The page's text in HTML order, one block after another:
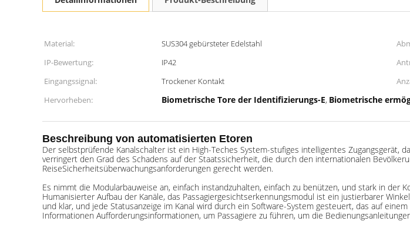
Material: SUS304 gebürsteter Edelstahl
IP-Bewertung:
IP42
Eingangssignal:
Trockener Kontakt
Hervorheben:
Biometrische Tore der Identifizierungs-E, Biometrische
Beschreibung von automatisierten Etoren
Der selbstprüfende Kanalschalter ist ein High-Teches System-stufiges intelligentes Zugangsgerät,
verringert den Grad des Schadens auf der Staatssicherheit, die durch den internationalen
ReiseSicherheitsüberwachungsanforderungen gerecht werden.
Es nimmt die Modularbauweise an, einfach instandzuhalten, einfach zu benützen, und stark in der
Humanisierter Aufbau der Kanäle, das Passagiergesichtserkennungsmodul ist ein justierbarer
und klar, und jede Statusanzeige im Kanal wird durch ein Software-System gesteuert, das auf
Informationen Aufforderungsinformationen, um Passagiere zu führen, um die